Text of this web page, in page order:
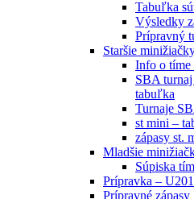
Tabuľka
Výsledky
Prípravný
Staršie
Info o tíme
SBA
tabuľka
Turnaje
st mini –
zápasy st.
Mladšie
Súpiska
Prípravka –
Prípravné zápasy